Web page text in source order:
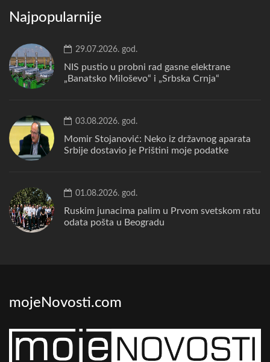
Najpopularnije
29.07.2026. god.
NIS pustio u probni rad gasne elektrane
„Banatsko Miloševo“ i „Srbska Crnja“
03.08.2026. god.
Momir Stojanović: Neko iz državnog aparata
Srbije dostavio je Prištini moje podatke
01.08.2026. god.
Ruskim junacima palim u Prvom svetskom ratu
odata pošta u Beogradu
mojeNovosti.com